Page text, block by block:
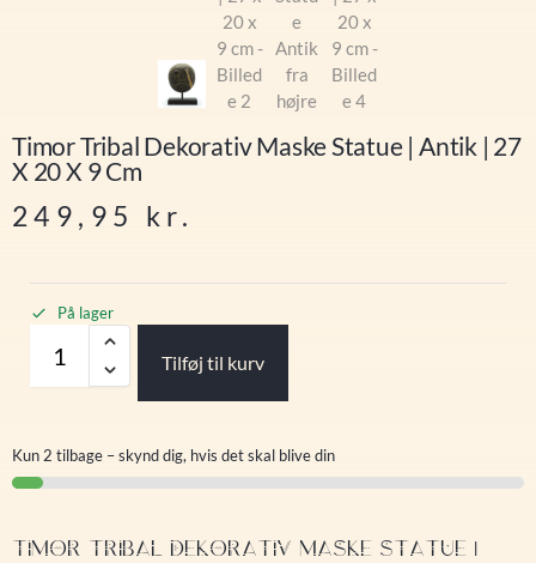
Timor Tribal Dekorativ Maske Statue | Antik | 27
X 20 X 9 Cm
249,95 kr.
På lager
Tilføj til kurv
Kun 2 tilbage – skynd dig, hvis det skal blive din
TIMOR TRIBAL DEKORATIV MASKE STATUE |